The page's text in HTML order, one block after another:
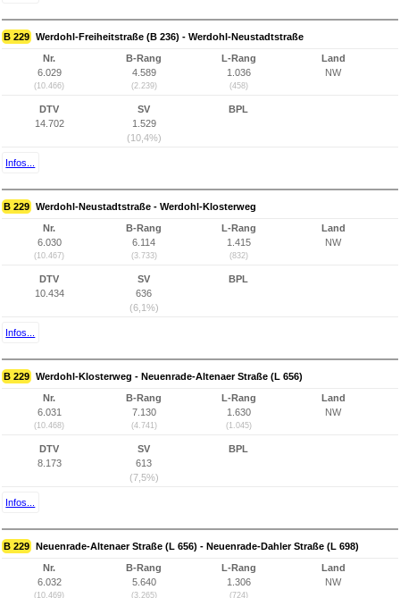
B 229 Werdohl-Freiheitstraße (B 236) - Werdohl-Neustadtstraße
Nr.
6.029
(10.466)
B-Rang
4.589
(2.239)
L-Rang
1.036
(458)
Land
NW
DTV
14.702
SV
1.529
(10,4%)
BPL
Infos...
B 229 Werdohl-Neustadtstraße - Werdohl-Klosterweg
Nr.
6.030
(10.467)
B-Rang
6.114
(3.733)
L-Rang
1.415
(832)
Land
NW
DTV
10.434
SV
636
(6,1%)
BPL
Infos...
B 229 Werdohl-Klosterweg - Neuenrade-Altenaer Straße (L 656)
Nr.
6.031
(10.468)
B-Rang
7.130
(4.741)
L-Rang
1.630
(1.045)
Land
NW
DTV
8.173
SV
613
(7,5%)
BPL
Infos...
B 229 Neuenrade-Altenaer Straße (L 656) - Neuenrade-Dahler Straße (L 698)
Nr.
6.032
(10.469)
B-Rang
5.640
(3.265)
L-Rang
1.306
(724)
Land
NW